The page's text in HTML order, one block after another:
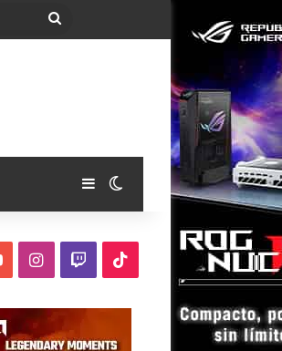
Buscar
Barra lateral
Switch skin
YouTubeInstagram
TwitchTikTok